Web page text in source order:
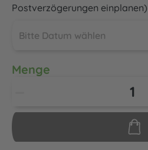
Postverzögerungen einplanen)
Menge